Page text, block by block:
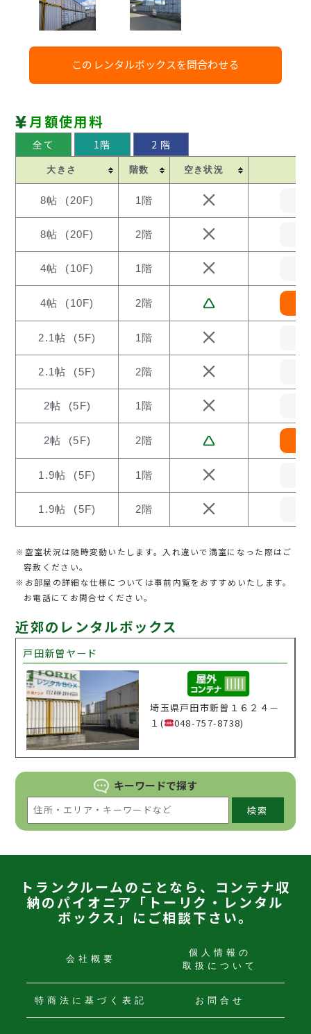
このレンタルボックスを問合わせる
月額使用料
全て 1階 2 階
大きさ 階数 空き状況
8帖 (20F) 1階
8帖 (20F) 2階
4帖 (10F) 1階
4帖 (10F) 2階
2.1帖 (5F) 1階
2.1帖 (5F) 2階
2帖 (5F) 1階
2帖 (5F) 2階
1.9帖 (5F) 1階
1.9帖 (5F) 2階
※空室状況は随時変動いたします。入れ違いで満室になった際はご
容赦ください。
※お部屋の詳細な仕様については事前内覧をおすすめいたします。
お電話にてお問合せください。
近郊のレンタルボックス
戸田新曽ヤード
埼玉県戸田市新曽１６２４－
１(
048-757-8738)
キーワードで探す
検索
トランクルームのことなら、コンテナ収
納のパイオニア「トーリク・レンタル
ボックス」にご相談下さい。
会社概要
個人情報の
取扱について
特商法に 基づく表記 お問合せ